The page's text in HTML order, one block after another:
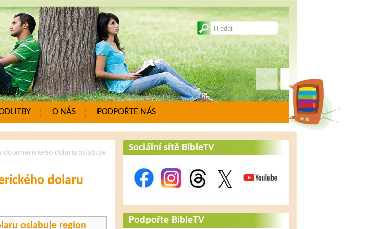
O NÁS PODPOŘTE NÁS
do amerického dolaru oslabuje
dolaru
oslabuje region
Sociální sítě BibleTV
Podpořte BibleTV